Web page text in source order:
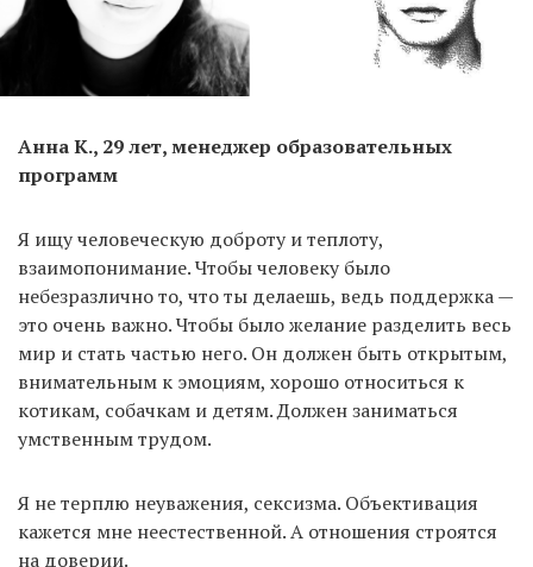
Анна К., 29 лет, менеджер образовательных
программ
Я ищу человеческую доброту и теплоту,
взаимопонимание. Чтобы человеку было
небезразлично то, что ты делаешь, ведь поддержка —
это очень важно. Чтобы было желание разделить весь
мир и стать частью него. Он должен быть открытым,
внимательным к эмоциям, хорошо относиться к
котикам, собачкам и детям. Должен заниматься
умственным трудом.
Я не терплю неуважения, сексизма. Объективация
кажется мне неестественной. А отношения строятся
на доверии.